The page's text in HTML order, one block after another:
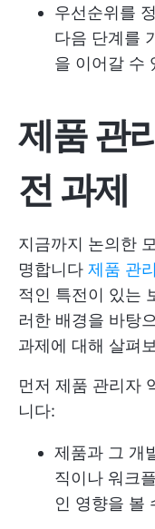
우선순위를
다음 단계를
을 이어갈 수
제품 관
전 과제
지금까지 논의한
명합니다 제품 관리
적인 특전이 있는
러한 배경을 바탕
과제에 대해 살펴
먼저 제품 관리자
니다:
제품과 그 개
직이나 워크
인 영향을 볼